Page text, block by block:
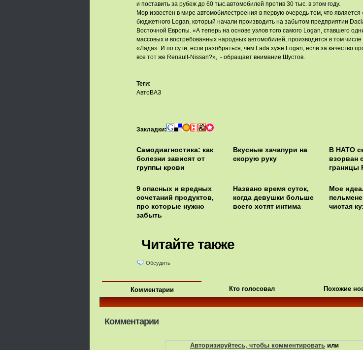
и поставить за рубеж до 60 тыс.автомобилей против 30 тыс. в этом году.
Мор известен в мире автомобилестроения в первую очередь тем, что является
бюджетного Logan, который начали производить на забытом предприятии
Восточной Европы. «А теперь на основе узлов того самого Logan, ставшего
массовых и востребованных народных автомобилей, производится в том
«Лада». И по сути, если разобраться, чем Lada хуже Logan, если за качество
все тот же Renault-Nissan?», - обращает внимание Шустов.
Теги:
АвтоВАЗ
Закладки:
Самодиагностика: как
болезни зависят от
группы крови
Вкусные хачапури на
скорую руку
В НАТО
взорван
границы
9 опасных и вредных
сочетаний продуктов,
про которые нужно
забыть
Названо время суток,
когда девушки больше
всего хотят интима
Мое
чистая
Читайте также
Обсудить
Комментарии Кто голосовал Похожие
Комментарии
Авторизируйтесь, чтобы комментировать или